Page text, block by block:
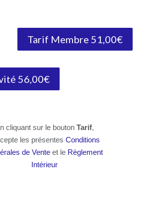
Tarif Membre 51,00€
56,00€
cliquant sur le boutonTarif,
les présentesConditions
de Vente et le Règlement
Intérieur